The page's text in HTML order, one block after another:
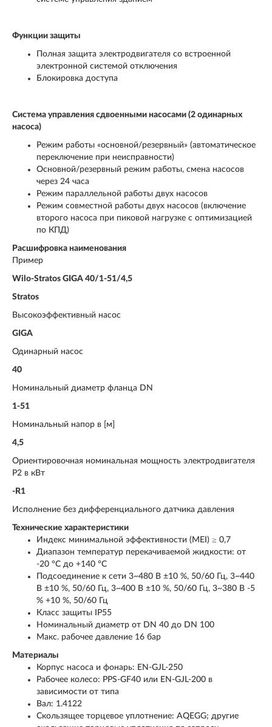
Функции защиты
Полная защита электродвигателя со встроенной
электронной системой отключения
Блокировка доступа
Система управления сдвоенными насосами (2 одинарных
насоса)
Режим работы «основной/резервный» (автоматическое
переключение при неисправности)
Основной/резервный режим работы, смена насосов
через 24 часа
Режим параллельной работы двух насосов
Режим совместной работы двух насосов (включение
второго насоса при пиковой нагрузке с оптимизацией
по КПД)
Расшифровка наименования
Пример
Wilo-Stratos GIGA 40/1-51/4,5
Stratos
Высокоэффективный насос
GIGA
Одинарный насос
40
Номинальный диаметр фланца DN
1-51
Номинальный напор в [м]
4,5
Ориентировочная номинальная мощность электродвигателя
P2 в кВт
-R1
Исполнение без дифференциального датчика давления
Технические характеристики
Индекс минимальной эффективности (MEI) ≥ 0,7
Диапазон температур перекачиваемой жидкости: от
-20 °C до +140 °C
Подсоединение к сети 3~480 В ±10 %, 50/60 Гц, 3~440
В ±10 %, 50/60 Гц, 3~400 В ±10 %, 50/60 Гц, 3~380 В -5
% +10 %, 50/60 Гц
Класс защиты IP55
Номинальный диаметр от DN 40 до DN 100
Макс. рабочее давление 16 бар
Материалы
Корпус насоса и фонарь: EN-GJL-250
Рабочее колесо: PPS-GF40 или EN-GJL-200 в
зависимости от типа
Вал: 1.4122
Скользящее торцевое уплотнение: AQEGG; другие